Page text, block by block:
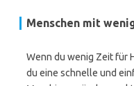
Menschen mit
Wenn du wenig Zeit für
du eine schnelle und